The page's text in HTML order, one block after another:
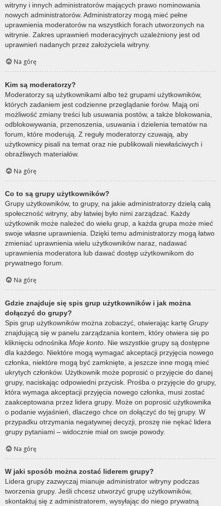
witryny i innych administratorów mających prawo nominowania
nowych administratorów. Administratorzy mogą mieć pełne
uprawnienia moderatorów na wszystkich forach utworzonych na
witrynie. Zakres uprawnień moderacyjnych uzależniony jest od
uprawnień nadanych przez założyciela witryny.
Na górę
Kim są moderatorzy?
Moderatorzy są użytkownikami albo też grupami użytkowników,
których zadaniem jest codzienne przeglądanie forów. Mają oni
możliwość zmiany treści lub usuwania postów, a także blokowania,
odblokowywania, przenoszenia, usuwania i dzielenia tematów na
forum, które moderują. Z reguły moderatorzy czuwają, aby
użytkownicy pisali na temat oraz nie publikowali niewłaściwych i
obraźliwych materiałów.
Na górę
Co to są grupy użytkowników?
Grupy użytkowników, to grupy, na jakie administratorzy dzielą całą
społeczność witryny, aby łatwiej było nimi zarządzać. Każdy
użytkownik może należeć do wielu grup, a każda grupa może mieć
swoje własne uprawnienia. Dzięki temu administratorzy mogą łatwo
zmieniać uprawnienia wielu użytkowników naraz, nadawać
uprawnienia moderatora lub dawać dostęp użytkownikom do
prywatnego forum.
Na górę
Gdzie znajduje się spis grup użytkowników i jak można
dołączyć do grupy?
Spis grup użytkowników można zobaczyć, otwierając kartę Grupy
znajdującą się w panelu zarządzania kontem, który otwiera się po
kliknięciu odnośnika Moje konto . Nie wszystkie grupy są dostępne
dla każdego. Niektóre mogą wymagać akceptacji przyjęcia nowego
członka, niektóre mogą być zamknięte, a jeszcze inne mogą mieć
ukrytych członków. Użytkownik może poprosić o przyjęcie do danej
grupy, naciskając odpowiedni przycisk. Prośba o przyjęcie do grupy,
która wymaga akceptacji przyjęcia nowego członka, musi zostać
zaakceptowana przez lidera grupy. Może on poprosić użytkownika
o podanie wyjaśnień, dlaczego chce on dołączyć do tej grupy. W
przypadku otrzymania negatywnej decyzji, proszę nie nękać lidera
grupy pytaniami – widocznie miał on swoje powody.
Na górę
W jaki sposób można zostać liderem grupy?
Lidera grupy zazwyczaj mianuje administrator witryny podczas
tworzenia grupy. Jeśli chcesz utworzyć grupę użytkowników,
skontaktuj się z administratorem, wysyłając do niego prywatną